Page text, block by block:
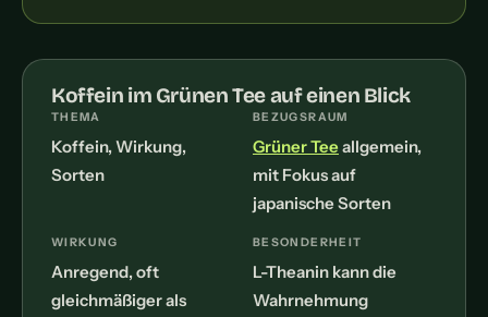
Koffein im Grünen Tee auf einen Blick
THEMA
Koffein, Wirkung,
Sorten
BEZUGSRAUM
Grüner Tee allgemein,
mit Fokus auf
japanische Sorten
WIRKUNG
Anregend, oft
gleichmäßiger als
BESONDERHEIT
L-Theanin kann die
Wahrnehmung